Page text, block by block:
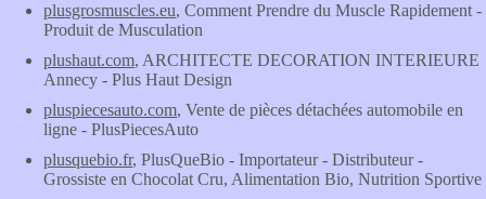
plusgrosmuscles.eu, Comment Prendre du Muscle Rapidement -
Produit de Musculation
plushaut.com, ARCHITECTE DECORATION INTERIEURE
Annecy - Plus Haut Design
pluspiecesauto.com, Vente de pièces détachées automobile en
ligne - PlusPiecesAuto
plusquebio.fr, PlusQueBio - Importateur - Distributeur -
Grossiste en Chocolat Cru, Alimentation Bio, Nutrition Sportive